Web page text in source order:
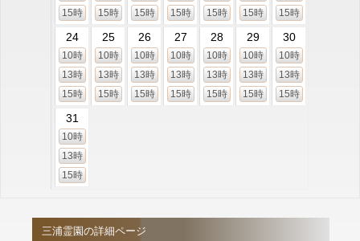
15時
15時
15時
15時
15時
15時
15時
24
10時
13時
15時
25
10時
13時
15時
26
10時
13時
15時
27
10時
13時
15時
28
10時
13時
15時
29
10時
13時
15時
30
10時
13時
15時
31
10時
13時
15時
三浦霊園の詳細ページ